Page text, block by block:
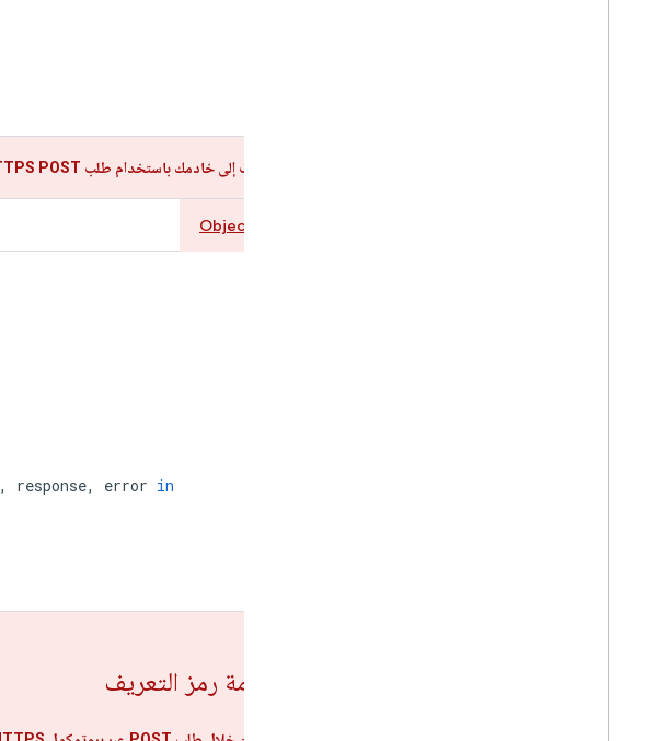
بعد ذلك، أرسِل رمز التعريف إلى خادمك باستخدام طلب HTTPS POST:
Objective-C
, response, error in
التحقّق من سلامة رمز التعريف